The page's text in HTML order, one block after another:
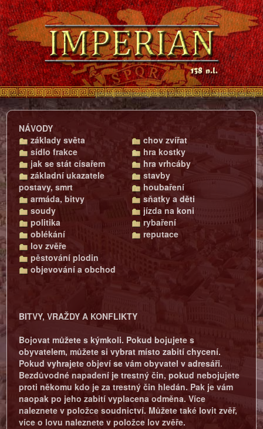
NÁVODY
základy světa
sídlo frakce
jak se stát císařem
základní ukazatele
postavy, smrt
armáda, bitvy
soudy
politika
oblékání
lov zvěře
pěstování plodin
objevování a obchod
chov zvířat
hra kostky
hra vrhcáby
stavby
houbaření
sňatky a děti
jízda na koni
rybaření
reputace
BITVY, VRAŽDY A KONFLIKTY
Bojovat můžete s kýmkoli. Pokud bojujete s
obyvatelem, můžete si vybrat místo zabití chycení.
Pokud vyhrajete objeví se vám obyvatel v adresáři.
Bezdůvodné napadení je trestný čin, pokud nebojujete
proti někomu kdo je za trestný čin hledán. Pak je vám
naopak po jeho zabití vyplacena odměna. Více
naleznete v položcesoudnictví. Můžete také lovit zvěř,
více o lovu naleznete v položce lov zvěře.